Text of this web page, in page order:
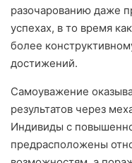
разочарованию даже
успехах, в то время
более
достижений.
Самоуважение
результатов через
Индивиды с
предрасположены